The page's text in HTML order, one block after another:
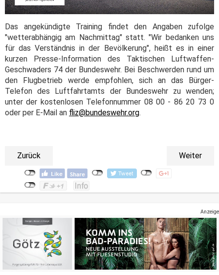
Das angekündigte Training findet den Angaben zufolge
"wetterabhängig am Nachmittag" statt. "Wir bedanken uns
für das Verständnis in der Bevölkerung", heißt es in einer
kurzen Presse-Information des Taktischen Luftwaffen-
Geschwaders 74 der Bundeswehr. Bei Beschwerden rund um
den Flugbetrieb werde empfohlen, sich an das Bürger-
Telefon des Luftfahrtamts der Bundeswehr zu wenden;
unter der kostenlosen Telefonnummer 08 00 - 86 20 73 0
oder per E-Mail an fliz@bundeswehr.org.
Zurück Weiter
Anzeige